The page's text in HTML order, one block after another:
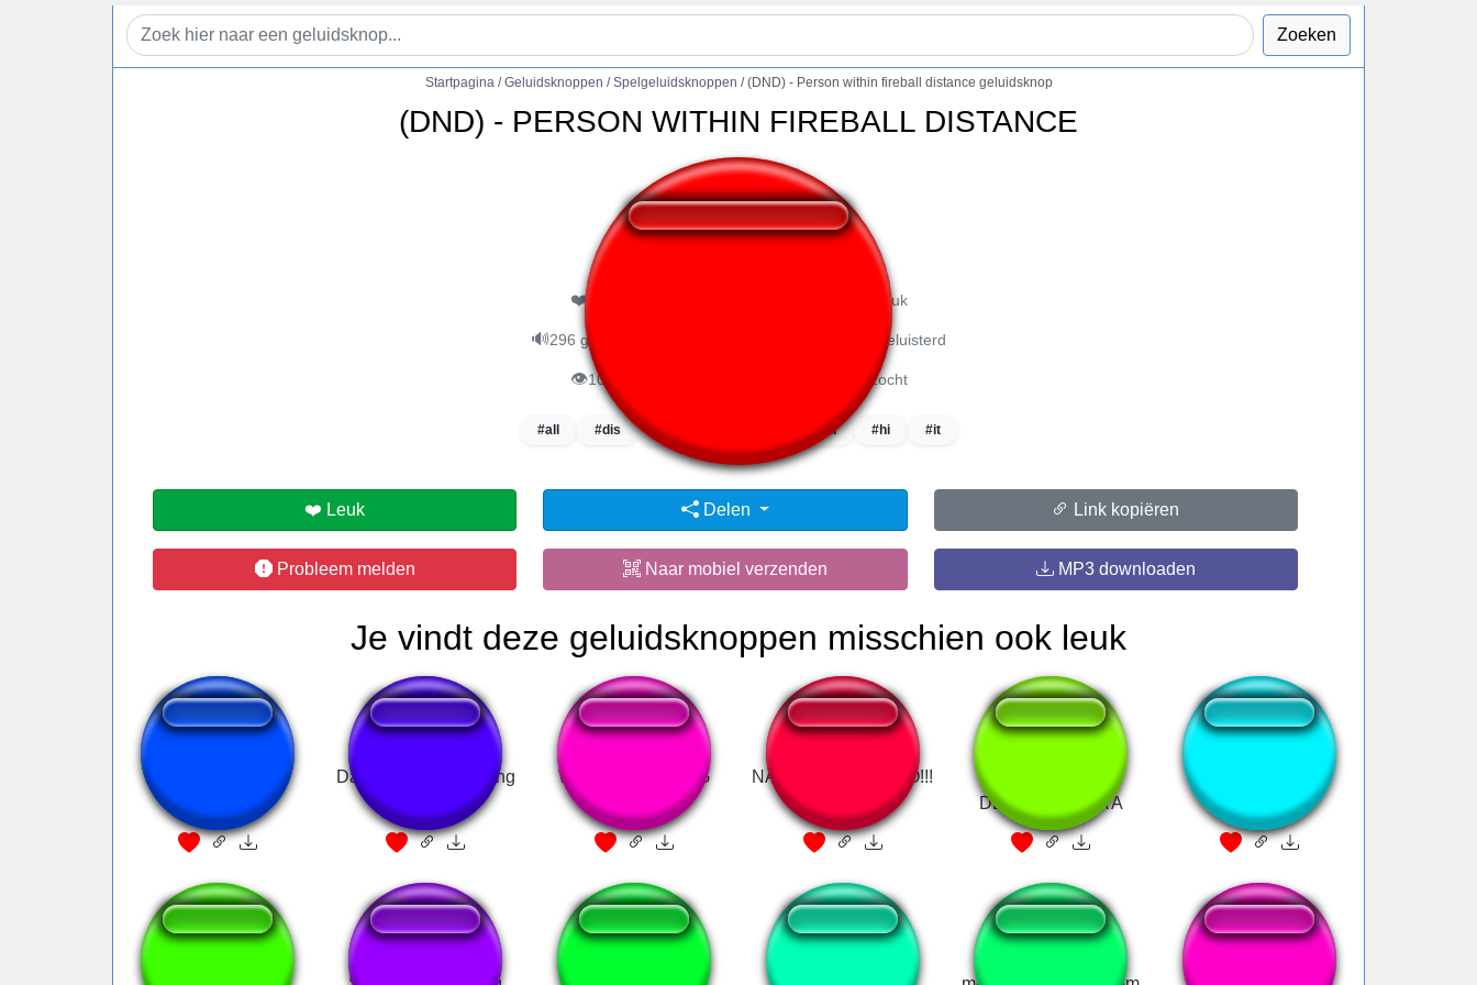
Zoeken
Startpagina / Geluidsknoppen / Spelgeluidsknoppen / (DND) - Person within fireball distance geluidsknop
(DND) - PERSON WITHIN FIREBALL DISTANCE
❤️ gebruikers vonden deze geluidsknop leuk
🔊296 gebruikers hebben naar deze geluidsknop geluisterd
👁️1082 gebruikers hebben deze pagina bezocht
#all #dis #dnd #fireball #hi #it
❤️ Leuk Delen Link kopiëren
Probleem melden Naar mobiel verzenden MP3 downloaden
Je vindt deze geluidsknoppen misschien ook leuk
Dark souls summoning
Welcome To PUBG
NÃO TEM BISCOITO!!!
DERRAPA A A A A